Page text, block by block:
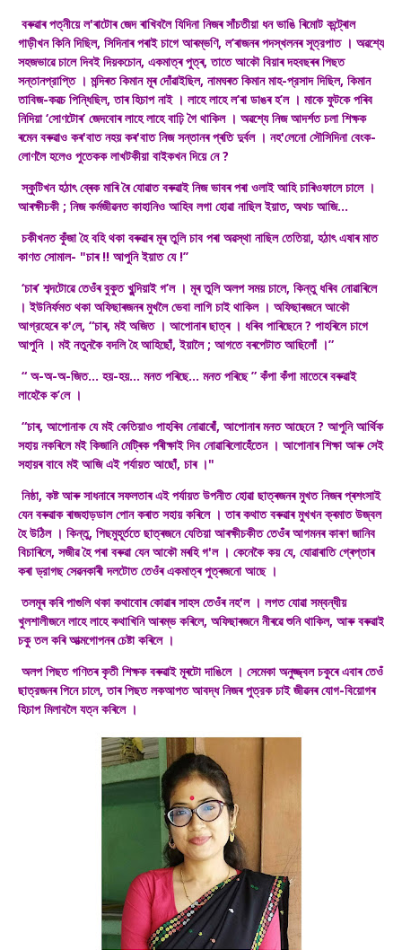
বৰুৱাৰ পত্নীয়ে ল'ৰাটোৰ জেদ ৰাখিবলৈ যিদিনা নিজৰ সাঁচতীয়া ধন ভাঙি ৰিমোট কন্ট্ৰোল
গাড়ীখন কিনি দিছিল, সিদিনাৰ পৰাই চাগে আৰম্ভণি, ল’ৰাজনৰ পদস্খলনৰ সূত্রপাত । অৱশ্যে
সহজভাৱে চালে দিবই দিয়কচোন, একমাত্ৰ পুত্ৰ, তাতে আকৌ বিয়াৰ দহবছৰৰ পিছত
সন্তানপ্রাপ্তি । মন্দিৰত কিমান মূৰ দোঁৱাইছিল, নামঘৰত কিমান মাহ-প্রসাদ দিছিল, কিমান
তাবিজ-কৱচ পিন্ধিছিল, তাৰ হিচাপ নাই । লাহে লাহে ল’ৰা ডাঙৰ হ’ল । মাকে ফুটকে পৰিব
নিদিয়া ‘সোণটোৰ’ জেদবোৰ লাহে লাহে বাঢ়ি গৈ থাকিল । অৱশ্যে নিজ আদৰ্শত চলা শিক্ষক
ৰমেন বৰুৱাও কৰ'বাত নহয় কৰ'বাত নিজ সন্তানৰ প্ৰতি দুৰ্বল । নহ'লেনো সৌসিদিনা বেংক-
লোণলৈ হলেও পুতেকক লাখটকীয়া বাইকখন দিয়ে নে ?
স্কুটিখন হঠাৎ ব্ৰেক মাৰি ৰৈ যোৱাত বৰুৱাই নিজ ভাবৰ পৰা ওলাই আহি চাৰিওফালে চালে ।
আৰক্ষীচকী ; নিজ কৰ্মজীৱনত কাহানিও আহিব লগা হোৱা নাছিল ইয়াত, অথচ আজি...
চকীখনত কুঁজা হৈ বহি থকা বৰুৱাৰ মূৰ তুলি চাব পৰা অৱস্থা নাছিল তেতিয়া, হঠাৎ এষাৰ মাত
কাণত সোমাল- "চাৰ !! আপুনি ইয়াত যে !’’
‘চাৰ’ শব্দটোৱে তেওঁৰ বুকুত খুন্দিয়াই গ’ল । মূৰ তুলি অলপ সময় চালে, কিন্তু ধৰিব নোৱাৰিলে
। ইউনিৰ্ফমত থকা অফিছাৰজনৰ মুখলৈ ভেবা লাগি চাই থাকিল । অফিছাৰজনে আকৌ
আগ্রহেৰে ক'লে, “চাৰ, মই অজিত । আপোনাৰ ছাত্ৰ । ধৰিব পাৰিছেনে ? পাহৰিলে চাগে
আপুনি । মই নতুনকৈ বদলি হৈ আহিছোঁ, ইয়ালৈ ; আগতে বৰপেটাত আছিলোঁ ।”
“ অ-অ-অ-জিত… হয়-হয়… মনত পৰিছে… মনত পৰিছে ” কঁপা কঁপা মাতেৰে বৰুৱাই
লাহেকৈ ক’লে ।
“চাৰ, আপোনাক যে মই কেতিয়াও পাহৰিব নোৱাৰোঁ, আপোনাৰ মনত আছেনে ? আপুনি আর্থিক
সহায় নকৰিলে মই কিজানি মেট্ৰিক পৰীক্ষাই দিব নোৱাৰিলোহেঁতেন । আপোনাৰ শিক্ষা আৰু সেই
সহায়ৰ বাবে মই আজি এই পৰ্যায়ত আছোঁ, চাৰ ।"
নিষ্ঠা, কষ্ট আৰু সাধনাৰে সফলতাৰ এই পর্যায়ত উপনীত হোৱা ছাত্ৰজনৰ মুখত নিজৰ প্ৰশংসাই
যেন বৰুৱাক ৰাজহাড়ডাল পোন কৰাত সহায় কৰিলে । তাৰ কথাত বৰুৱাৰ মুখখন ক্ৰমাত উজ্বল
হৈ উঠিল । কিন্তু, পিছমুহূৰ্ততে ছাত্ৰজনে যেতিয়া আৰক্ষীচকীত তেওঁৰ আগমনৰ কাৰণ জানিব
বিচাৰিলে, সজীৱ হৈ পৰা বৰুৱা যেন আকৌ মৰহি গ'ল । কেনেকৈ কয় যে, যোৱাৰাতি গ্ৰেপ্তাৰ
কৰা ড্রাগছ সেৱনকাৰী দলটোত তেওঁৰ একমাত্ৰ পুত্ৰজনো আছে ।
তলমূৰ কৰি পাগুলি থকা কথাবোৰ কোৱাৰ সাহস তেওঁৰ নহ'ল । লগত যোৱা সম্বন্ধীয়
খুলশালীজনে লাহে লাহে কথাখিনি আৰম্ভ কৰিলে, অফিছাৰজনে নীৰৱে শুনি থাকিল, আৰু বৰুৱাই
চকু তল কৰি আত্মগোপনৰ চেষ্টা কৰিলে ।
অলপ পিছত গণিতৰ কৃতী শিক্ষক বৰুৱাই মূৰটো দাঙিলে । সেমেকা অনুজ্জ্বল চকুৰে এবাৰ তেওঁ
ছাত্রজনৰ পিনে চালে, তাৰ পিছত লকআপত আবদ্ধ নিজৰ পুত্রক চাই জীৱনৰ যোগ-বিয়োগৰ
হিচাপ মিলাবলৈ যত্ন কৰিলে ।